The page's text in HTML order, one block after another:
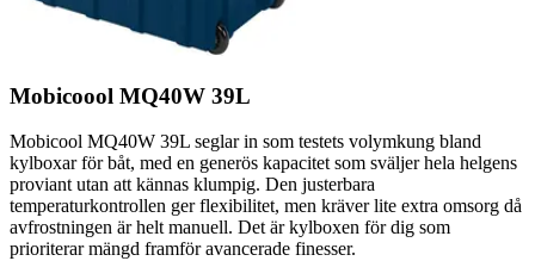
Mobicoool MQ40W 39L
Mobicool MQ40W 39L seglar in som testets volymkung bland
kylboxar för båt, med en generös kapacitet som sväljer hela helgens
proviant utan att kännas klumpig. Den justerbara
temperaturkontrollen ger flexibilitet, men kräver lite extra omsorg då
avfrostningen är helt manuell. Det är kylboxen för dig som
prioriterar mängd framför avancerade finesser.